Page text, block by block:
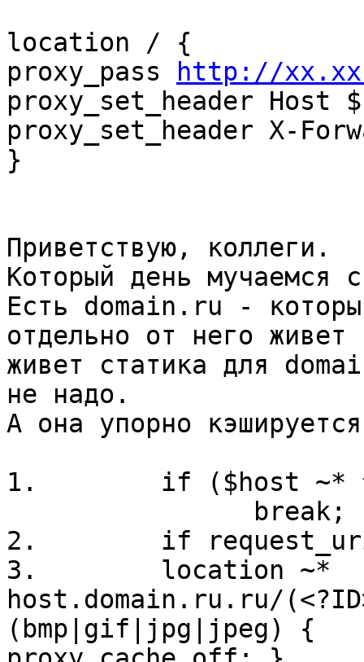
location / {
proxy_pass
http://
proxy_set_header Host
proxy_set_header X-
}
Приветствую, коллеги.
Который день
Есть domain.ru -
отдельно от него
живет статика для
не надо.
А она упорно
1.        if ($host ~*
2.        if request_uri
3.        location ~*
host.domain.ru.ru/
(bmp|gif|jpg|jpeg) {